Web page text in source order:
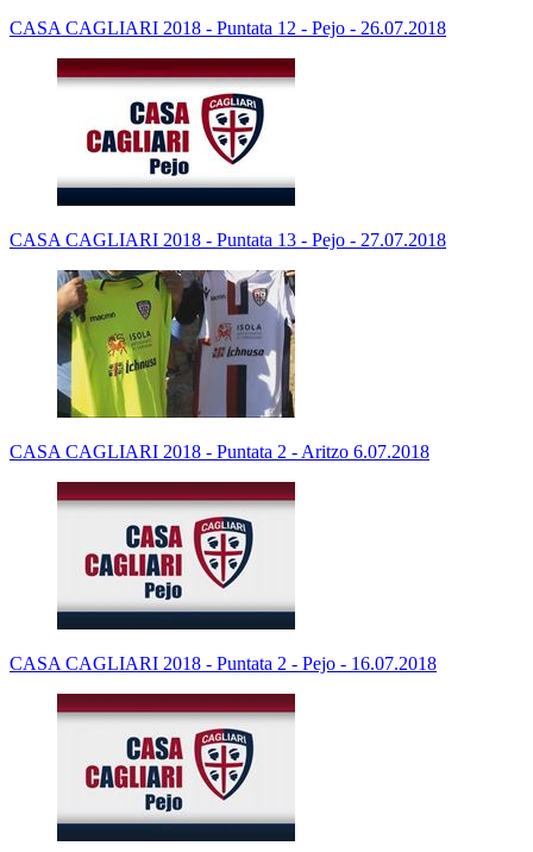
CASA CAGLIARI 2018 - Puntata 12 - Pejo - 26.07.2018
CASA CAGLIARI 2018 - Puntata 13 - Pejo - 27.07.2018
CASA CAGLIARI 2018 - Puntata 2 - Aritzo 6.07.2018
CASA CAGLIARI 2018 - Puntata 2 - Pejo - 16.07.2018